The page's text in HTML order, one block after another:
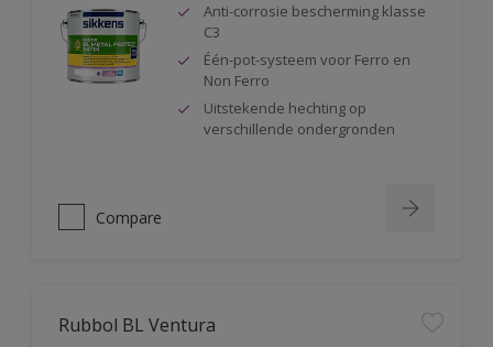
Anti-corrosie bescherming klasse
C3
Één-pot-systeem voor Ferro en
Non Ferro
Uitstekende hechting op
verschillende ondergronden
Compare
Rubbol BL Ventura